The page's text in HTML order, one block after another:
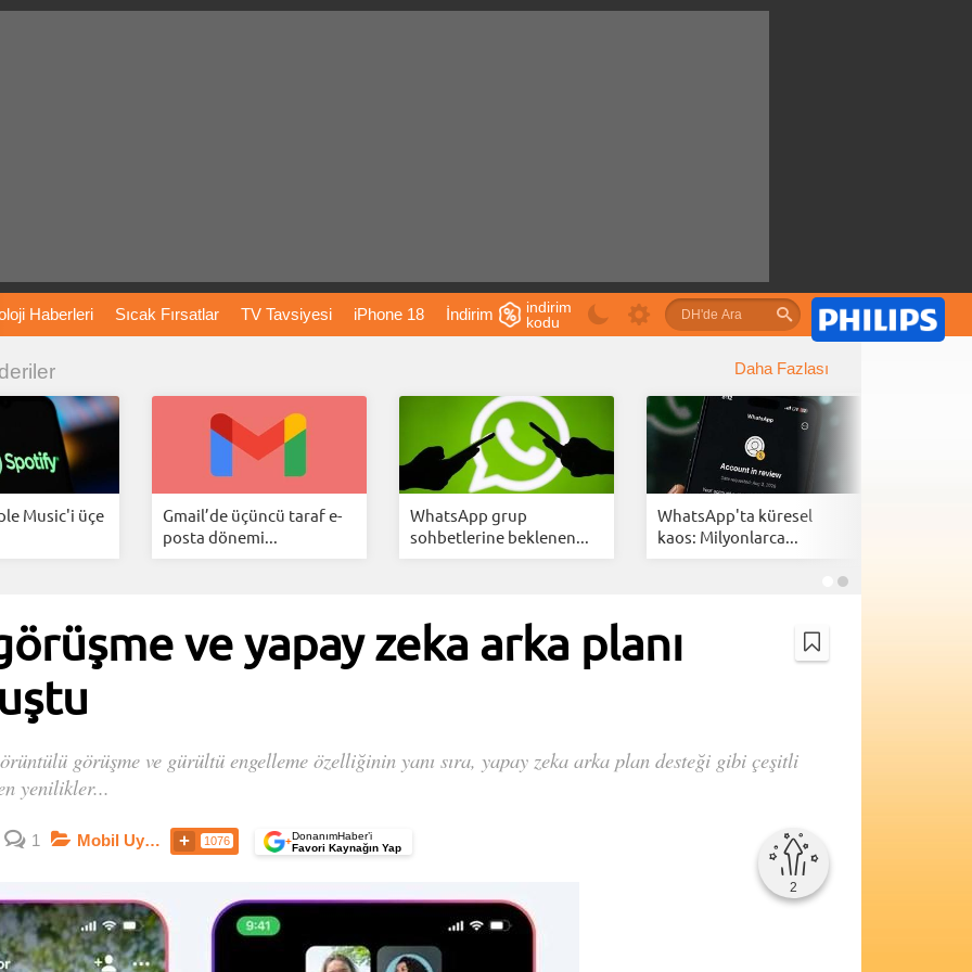
Haberleri Sıcak Fırsatlar TV Tavsiyesi iPhone 18 İndirim
Önerileri
Vizyondaki Filmler Bitcoin Dizi Önerileri Önerileri
Dondurma Çöktü
indirim
kodu
Daha Fazlası
Music'i üçe
Gmail’de üçüncü taraf e-
posta dönemi...
WhatsApp grup
sohbetlerine beklenen...
WhatsApp'ta küresel
kaos: Milyonlarca...
ve yapay zeka arka planı
görüşme ve gürültü engelleme özelliğinin yanı sıra, yapay zeka arka plan desteği gibi çeşitli
yenilikler...
1 Mobil Uygulamalar 1076 +DonanımHaber’i
Favori Kaynağın Yap
2